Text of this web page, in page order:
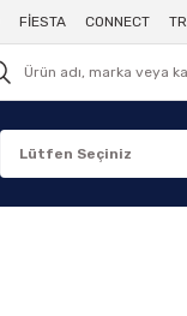
FİESTA CONNECT